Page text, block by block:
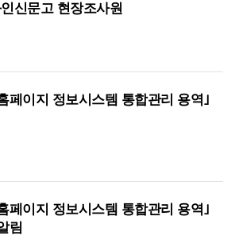
신문고 현장조사원
페이지 정보시스템 통합관리 용역｣
페이지 정보시스템 통합관리 용역｣
림